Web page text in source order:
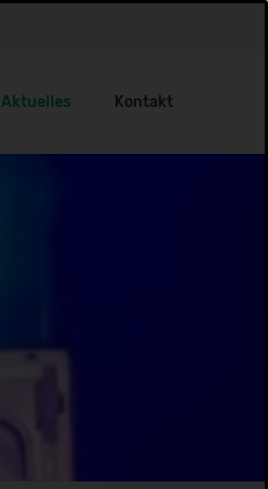
Aktuelles Kontakt